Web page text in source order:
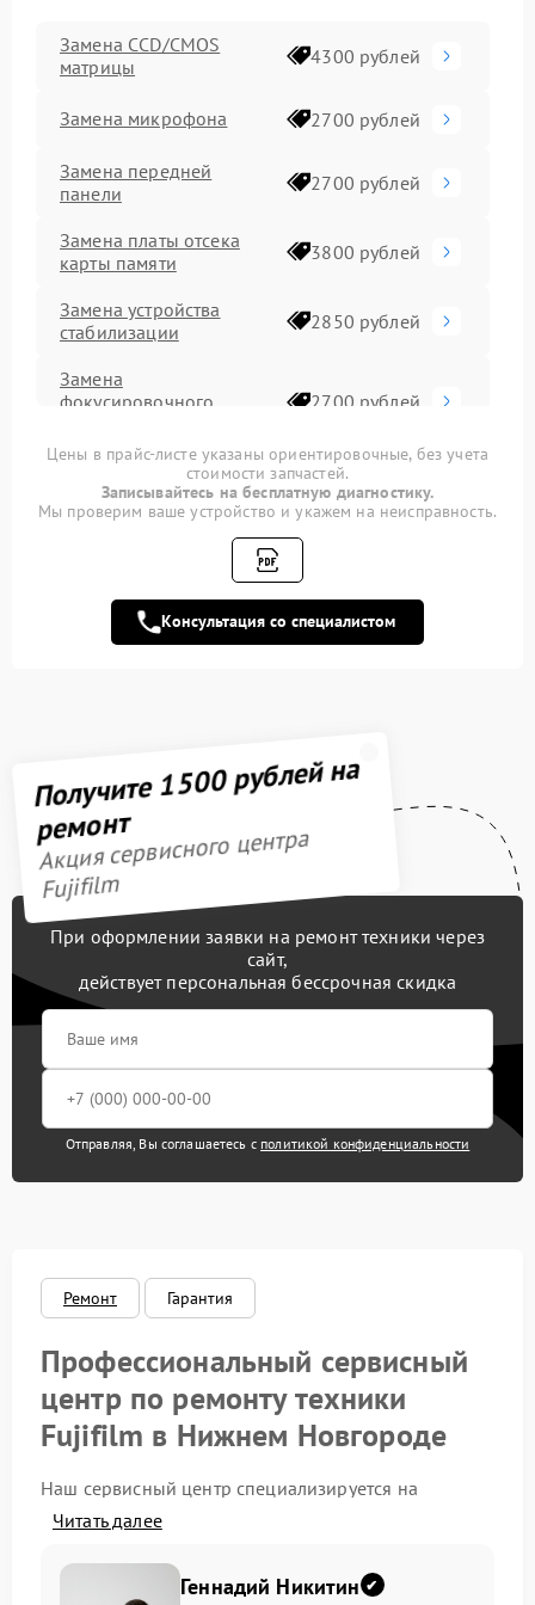
Замена CCD/CMOS
матрицы
4300 рублей
Замена микрофона 2700 рублей
Замена передней
панели
2700 рублей
Замена платы отсека
карты памяти
3800 рублей
Замена устройства
стабилизации
2850 рублей
Замена
фокусировочного
2700 рублей
Комплексная чистка 3500 рублей
Программный ремонт
Ремонт материнской
3300 рублей
3500 рублей
Замена материнской
платы
Замена линз 2450 рублей
Замена аккумулятора 500 рублей
Замена байонета 3400 рублей
Замена вспышки 3050 рублей
Замена диска
управления
2100 рублей
Замена дисплея (экрана) 2200 рублей
Замена затвора
Замена кнопки
включения
2100 рублей
Замена контроллера
питания
2500 рублей
Замена корпуса 2200 рублей
Цены в прайс-листе указаны ориентировочные, без учета
стоимости запчастей.
Записывайтесь на бесплатную диагностику.
Мы проверим ваше устройство и укажем на неисправность.
Консультация со специалистом
Получите 1500 рублей на
ремонт
Акция сервисного центра
Fujifilm
При оформлении заявки на ремонт техники через
сайт,
действует персональная бессрочная скидка
Отправляя, Вы соглашаетесь с политикой конфиденциальности
Ремонт Гарантия
Профессиональный сервисный
центр по ремонту техники
Fujifilm в Нижнем Новгороде
Наш сервисный центр специализируется на
обслуживании и ремонте техники одного из
ведущих мировых брендов. Мы выполняем работы
оригинальные запчасти и современное
Читать далее
Геннадий Никитин